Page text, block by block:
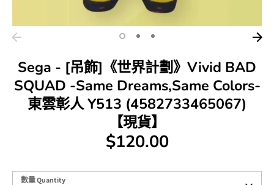
Sega - [吊飾]《世界計劃》Vivid BAD
SQUAD -Same Dreams,Same Colors-
東雲彰人 Y513 (4582733465067)
【現貨】
$120.00
數
數量 Quantity